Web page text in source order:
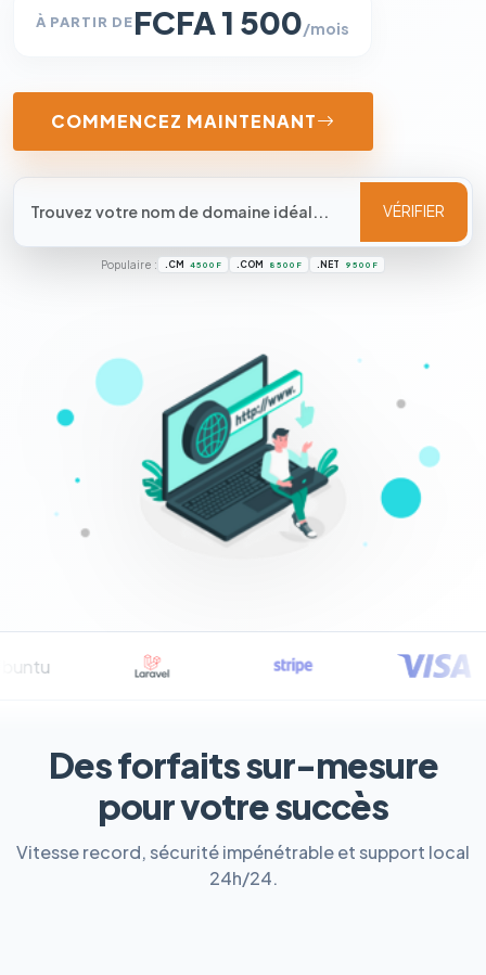
À PARTIR DEFCFA 1 500/mois
COMMENCEZ MAINTENANT
VÉRIFIER
Populaire : .CM 4 500 F .COM 8 500 F .NET 9 500 F
Des forfaits sur-mesure
pour votre succès
Vitesse record, sécurité impénétrable et support local
24h/24.